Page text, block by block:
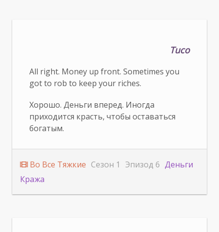
Tuco
All right. Money up front. Sometimes you
got to rob to keep your riches.
Хорошо. Деньги вперед. Иногда
приходится красть, чтобы оставаться
богатым.
Во Все Тяжкие Сезон 1 Эпизод 6 Деньги
Кража